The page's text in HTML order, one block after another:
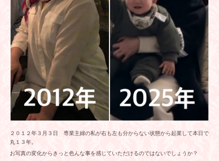
２０１２年３月３日 専業主婦の私が右も左も分からない状態から起業して本日で
丸１３年。
お写真の変化からきっと色んな事を感じていただけるのではないでしょうか？